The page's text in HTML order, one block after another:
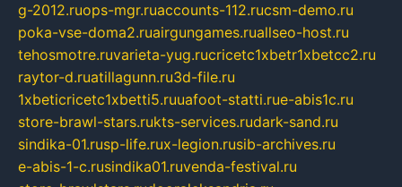
g-2012.ruops-mgr.ruaccounts-112.rucsm-demo.ru
poka-vse-doma2.ruairgungames.ruallseo-host.ru
tehosmotre.ruvarieta-yug.rucricetc1xbetr1xbetcc2.ru
raytor-d.ruatillagunn.ru3d-file.ru
1xbeticricetc1xbetti5.ruuafoot-statti.rue-abis1c.ru
store-brawl-stars.rukts-services.rudark-sand.ru
sindika-01.rusp-life.rux-legion.rusib-archives.ru
e-abis-1-c.rusindika01.ruvenda-festival.ru